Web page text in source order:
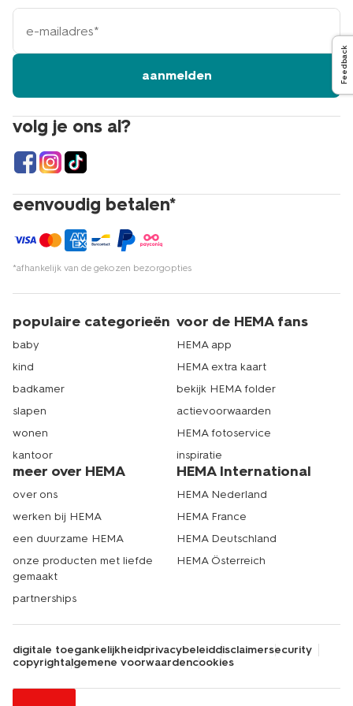
volg je ons al?
eenvoudig betalen*
*afhankelijk van de gekozen bezorgopties
e-
mailadres
aanmelden
populaire categorieën
baby
kind
badkamer
slapen
wonen
kantoor
voor de HEMA fans
HEMA app
HEMA extra kaart
bekijk HEMA folder
actievoorwaarden
HEMA fotoservice
inspiratie
meer over HEMA
over ons
werken bij HEMA
een duurzame HEMA
onze producten met liefde
gemaakt
partnerships
HEMA International
HEMA Nederland
HEMA France
HEMA Deutschland
HEMA Österreich
digitale toegankelijkheidprivacybeleiddisclaimersecurity
copyrightalgemene voorwaardencookies
Feedback